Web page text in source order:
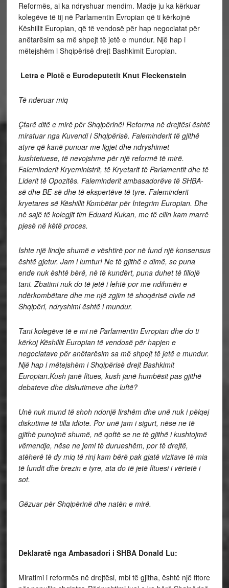
Reformës, ai ka ndryshuar mendim. Madje ju ka kërkuar
kolegëve të tij në Parlamentin Evropian që ti kërkojnë
Këshillit Europian, që të vendosë për hap negociatat për
anëtarësim sa më shpejt të jetë e mundur. Një hap i
mëtejshëm i Shqipërisë drejt Bashkimit Europian.
Letra e Plotë e Eurodeputetit Knut Fleckenstein
Të nderuar miq
Çfarë ditë e mirë për Shqipërinë! Reforma në drejtësi është
miratuar nga Kuvendi i Shqipërisë. Faleminderit të gjithë
atyre që kanë punuar me ligjet dhe ndryshimet
kushtetuese, të nevojshme për një reformë të mirë.
Faleminderit Kryeministrit, të Kryetarit të Parlamentit dhe të
Liderit të Opozitës. Faleminderit ambasadorëve të SHBA-
së dhe BE-së dhe të ekspertëve të tyre. Faleminderit
kryetares së Këshillit Kombëtar për Integrim Europian. Dhe
në sajë të kolegjit tim Eduard Kukan, me të cilin kam marrë
pjesë në këtë proces.
Ishte një lindje shumë e vështirë por në fund një konsensus
është gjetur. Jam i lumtur! Ne të gjithë e dimë, se puna
ende nuk është bërë, në të kundërt, puna duhet të fillojë
tani. Zbatimi nuk do të jetë i lehtë por me ndihmën e
ndërkombëtare dhe me një zgjim të shoqërisë civile në
Shqipëri, ndryshimi është i mundur.
Tani kolegëve të e mi në Parlamentin Evropian dhe do ti
kërkoj Këshillit Europian të vendosë për hapjen e
negociatave për anëtarësim sa më shpejt të jetë e mundur.
Një hap i mëtejshëm i Shqipërisë drejt Bashkimit
Europian.Kush janë fitues, kush janë humbësit pas gjithë
debateve dhe diskutimeve dhe luftë?
Unë nuk mund të shoh ndonjë lirshëm dhe unë nuk i pëlqej
diskutime të tilla idiote. Por unë jam i sigurt, nëse ne të
gjithë punojmë shumë, në qoftë se ne të gjithë i kushtojmë
vëmendje, nëse ne jemi të durueshëm, por të drejtë,
atëherë të dy miq të rinj kam bërë pak gjatë vizitave të mia
të fundit dhe brezin e tyre, ata do të jetë fituesi i vërtetë i
sot.
Gëzuar për Shqipërinë dhe natën e mirë.
Deklaratë nga Ambasadori i SHBA Donald Lu:
Miratimi i reformës në drejtësi, mbi të gjitha, është një fitore